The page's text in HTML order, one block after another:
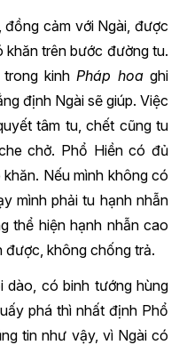
đồng cảm với Ngài, được
khăn trên bước đường tu.
trong kinhPháp hoaghi
định Ngài sẽ giúp. Việc
tâm tu, chết cũng tu
chở. Phổ Hiền có đủ
Nếu mình không có
mình phải tu hạnh nhẫn
thể hiện hạnh nhẫn cao
được, không chống trả.
có binh tướng hùng
phá thì nhất định Phổ
tin như vậy, vì Ngài có